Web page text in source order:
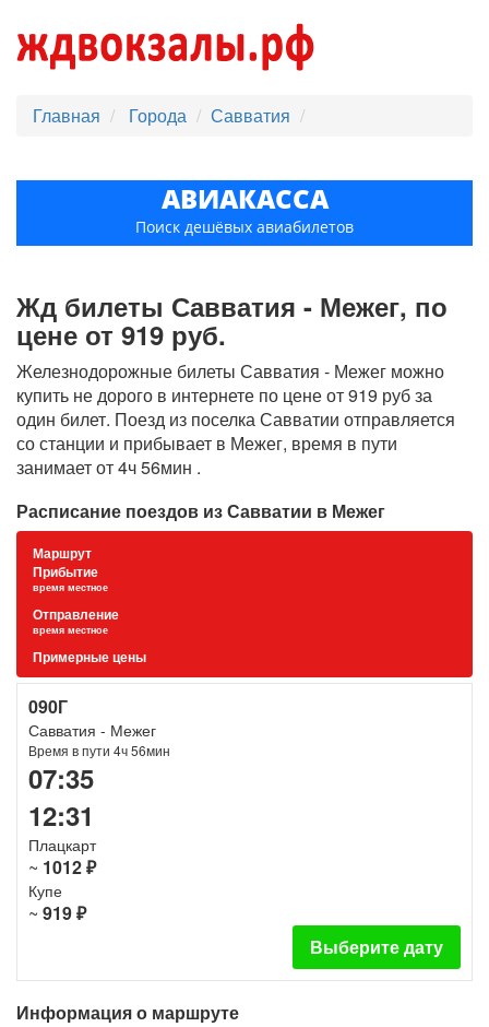
Главная Города Савватия
АВИАКАССА
Поиск дешёвых авиабилетов
Жд билеты Савватия - Межег, по
цене от 919 руб.
Железнодорожные билеты Савватия - Межег можно
купить не дорого в интернете по цене от 919 руб за
один билет. Поезд из поселка Савватии отправляется
со станции и прибывает в Межег, время в пути
занимает от 4ч 56мин .
Расписание поездов из Савватии в Межег
Маршрут
Прибытие
время местное
Отправление
время местное
Примерные цены
090Г
Савватия - Межег
Время в пути 4ч 56мин
07:35
12:31
Плацкарт
~ 1012 ₽
Купе
~ 919 ₽
Выберите дату
Информация о маршруте